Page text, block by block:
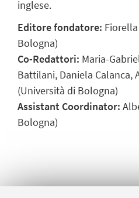
inglese.
Editore fondatore:
Bologna)
Co-Redattori: Maria-
Battilani, Daniela Calanca,
(Università di Bologna)
Assistant Coordinator:
Bologna)